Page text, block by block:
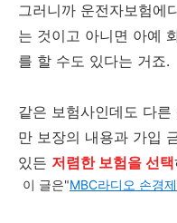
그러니까 운전자보험에
는 것이고 아니면 아예
를 할 수도 있다는 거죠.
같은 보험사인데도 다
만 보장의 내용과 가입
있든 저렴한 보험을 선택
이 글은"MBC라디오 손경제